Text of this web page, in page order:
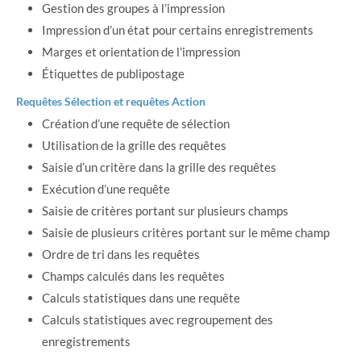
Gestion des groupes à l’impression
Impression d’un état pour certains enregistrements
Marges et orientation de l’impression
Étiquettes de publipostage
Requêtes Sélection et requêtes Action
Création d’une requête de sélection
Utilisation de la grille des requêtes
Saisie d’un critère dans la grille des requêtes
Exécution d’une requête
Saisie de critères portant sur plusieurs champs
Saisie de plusieurs critères portant sur le même champ
Ordre de tri dans les requêtes
Champs calculés dans les requêtes
Calculs statistiques dans une requête
Calculs statistiques avec regroupement des
enregistrements